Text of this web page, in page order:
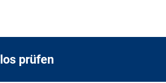
prüfen